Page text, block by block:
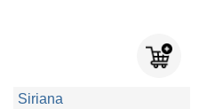
Siriana